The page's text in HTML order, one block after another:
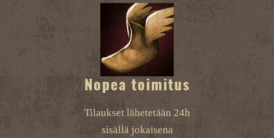
Nopea toimitus
Tilaukset lähetetään 24h
sisällä jokaisena